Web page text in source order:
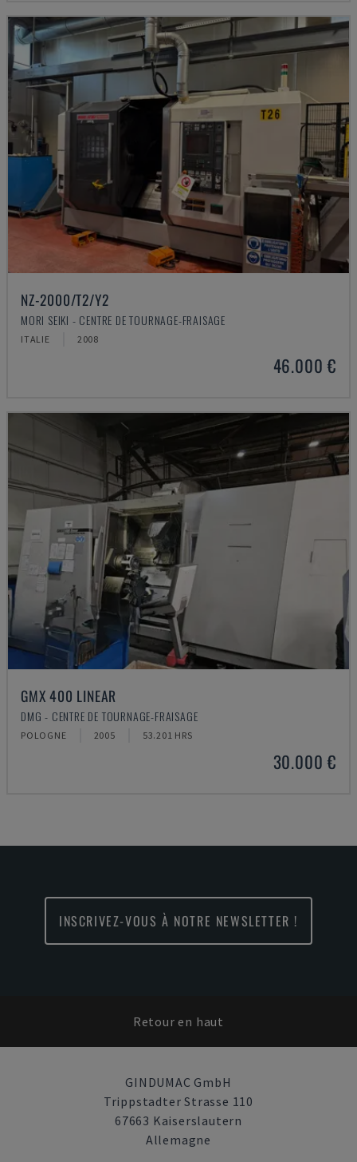
NZ-2000/T2/Y2
MORI SEIKI - CENTRE DE TOURNAGE-FRAISAGE
ITALIE 2008
46.000 €
GMX 400 LINEAR
DMG - CENTRE DE TOURNAGE-FRAISAGE
POLOGNE 2005 53.201 HRS
30.000 €
INSCRIVEZ-VOUS À NOTRE NEWSLETTER !
Retour en haut
GINDUMAC GmbH
Trippstadter Strasse 110
67663 Kaiserslautern
Allemagne